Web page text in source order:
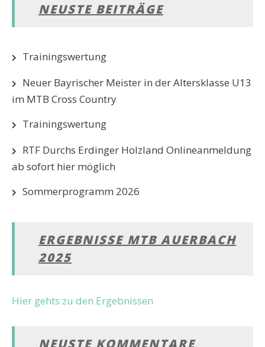
NEUSTE BEITRÄGE
Trainingswertung
Neuer Bayrischer Meister in der Altersklasse U13
im MTB Cross Country
Trainingswertung
RTF Durchs Erdinger Holzland Onlineanmeldung
ab sofort hier möglich
Sommerprogramm 2026
ERGEBNISSE MTB AUERBACH
2025
Hier gehts zu den Ergebnissen
NEUSTE KOMMENTARE